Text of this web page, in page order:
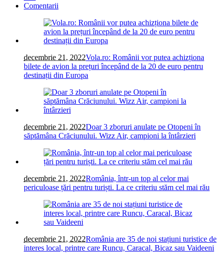
Comentarii
decembrie 21, 2022Vola.ro: Românii vor putea achizționa
bilete de avion la prețuri începând de la 20 de euro pentru
destinații din Europa
decembrie 21, 2022Doar 3 zboruri anulate pe Otopeni în
săptămâna Crăciunului. Wizz Air, campioni la întârzieri
decembrie 21, 2022România, într-un top al celor mai
periculoase țări pentru turiști. La ce criteriu stăm cel mai rău
decembrie 21, 2022România are 35 de noi stațiuni turistice de
interes local, printre care Runcu, Caracal, Bicaz sau Vaideeni